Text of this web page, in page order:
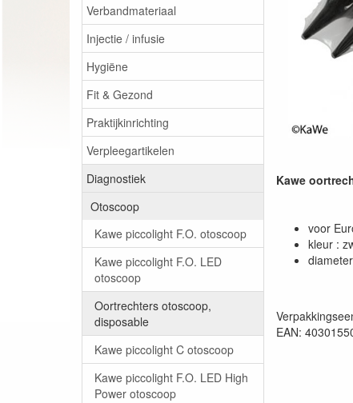
Verbandmateriaal
Injectie / infusie
Hygiëne
Fit & Gezond
Praktijkinrichting
Verpleegartikelen
Diagnostiek
Otoscoop
Kawe piccolight F.O. otoscoop
Kawe piccolight F.O. LED
otoscoop
Oortrechters otoscoop,
disposable
Kawe piccolight C otoscoop
Kawe piccolight F.O. LED High
Power otoscoop
Kawe
voor
kleur :
EAN: